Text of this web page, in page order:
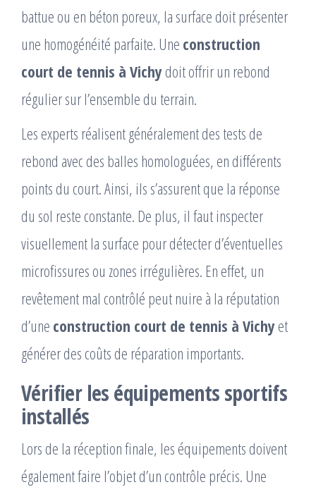
battue ou en béton poreux, la surface doit présenter
une homogénéité parfaite. Une construction
court de tennis à Vichydoit offrir un rebond
régulier sur l’ensemble du terrain.
Les experts réalisent généralement des tests de
rebond avec des balles homologuées, en différents
points du court. Ainsi, ils s’assurent que la réponse
du sol reste constante. De plus, il faut inspecter
visuellement la surface pour détecter d’éventuelles
microfissures ou zones irrégulières. En effet, un
revêtement mal contrôlé peut nuire à la réputation
d’une construction court de tennis à Vichyet
générer des coûts de réparation importants.
Vérifier les équipements sportifs
installés
Lors de la réception finale, les équipements doivent
également faire l’objet d’un contrôle précis. Une